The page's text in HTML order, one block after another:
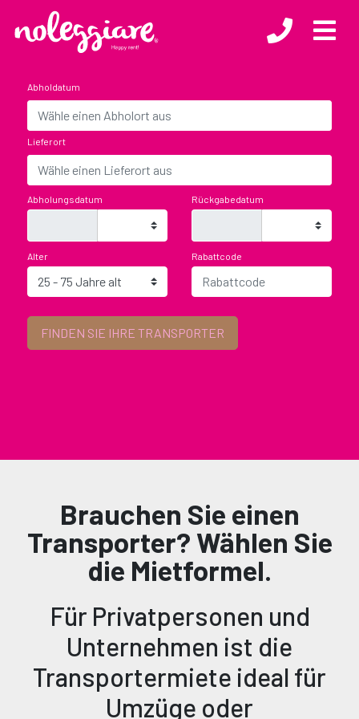
Abholdatum
Lieferort
Abholungsdatum Rückgabedatum
We will not be present in that time slot, but you can still return the
vehicle by leaving the keys in our Key-Box
Alter Rabattcode
FINDEN SIE IHRE TRANSPORTER
diese Suche
Ihr Plan umfasst:
+ DETAILS
Selbstbeteiligung bei Schäden
Kosten pro Ereignis für Schäden
Selbstbeteiligung bei Diebstahl
Fixkosten im Falle eines Diebstahls
VerstÄrken sie ihre mietung
Brauchen Sie einen
Transporter? Wählen Sie
die Mietformel.
Für Privatpersonen und
Unternehmen ist die
Transportermiete ideal für
Umzüge oder